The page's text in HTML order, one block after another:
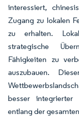
interessiert,
Zugang zu lokalen
zu erhalten.
strategische
Fähigkeiten zu
auszubauen.
besser integrierter
entlang der